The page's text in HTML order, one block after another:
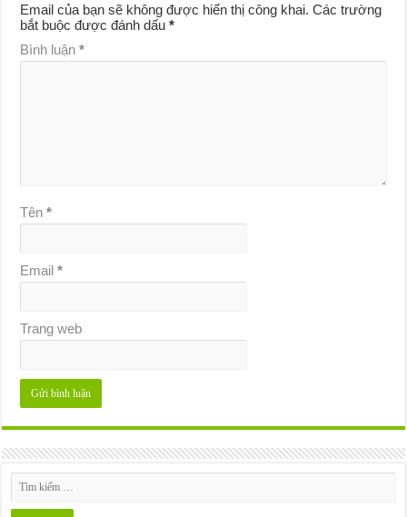
Email của bạn sẽ không được hiển thị công khai. Các trường
bắt buộc được đánh dấu*
Bình luận*
Tên*
Email*
Trang web